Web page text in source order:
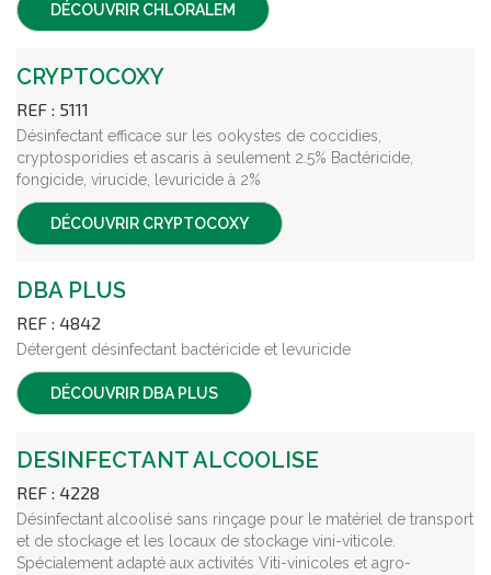
DÉCOUVRIR CHLORALEM
CRYPTOCOXY
REF : 5111
Désinfectant efficace sur les ookystes de coccidies,
cryptosporidies et ascaris à seulement 2.5% Bactéricide,
fongicide, virucide, levuricide à 2%
DÉCOUVRIR CRYPTOCOXY
DBA PLUS
REF : 4842
Détergent désinfectant bactéricide et levuricide
DÉCOUVRIR DBA PLUS
DESINFECTANT ALCOOLISE
REF : 4228
Désinfectant alcoolisé sans rinçage pour le matériel de transport
et de stockage et les locaux de stockage vini-viticole.
Spécialement adapté aux activités Viti-vinicoles et agro-